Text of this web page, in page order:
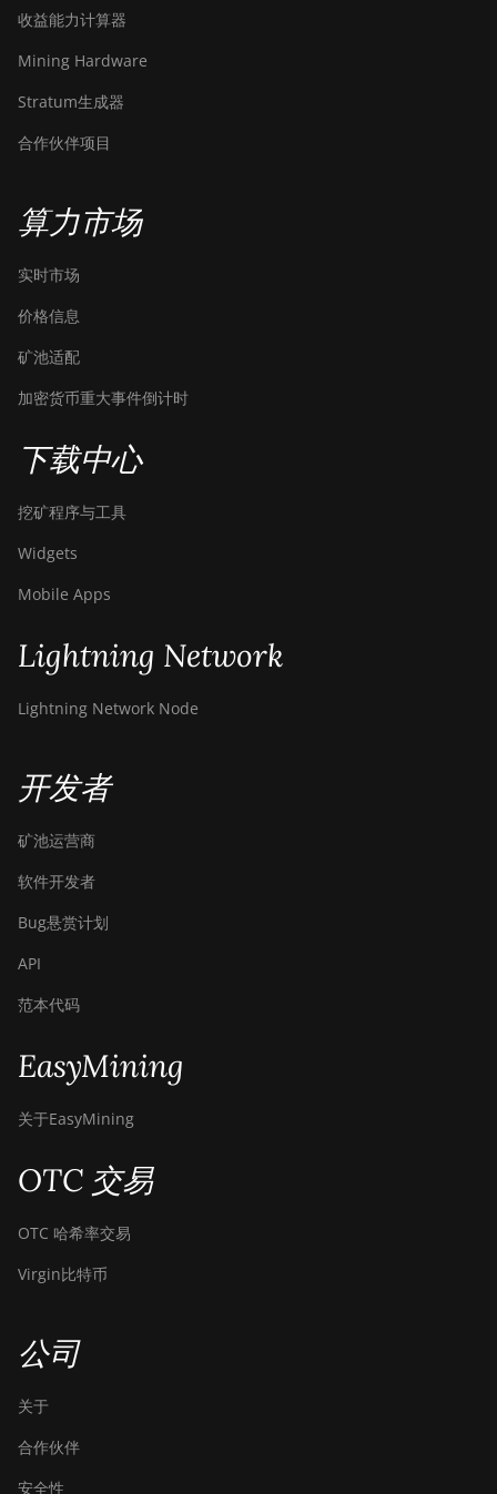
(580Th)
BITMAIN Antminer S23 Hyd. 3U
(1.16Ph)
BITMAIN Antminer S23 Imm.
(442Th)
2U (865Th/s)
BITMAIN Antminer T21 (190TH)
Baikal Giant X10
Baikal Giant+
Bitdeer SealMiner A2 Hyd
Bitdeer SealMiner A2 Pro Air
Bitdeer SealMiner A2 Pro Hyd
Bitdeer SealMiner A3 Air
Bitdeer SealMiner A3 Pro Air
Bitdeer SealMiner A3 Pro
Bitdeer SealMiner DL1 Air
Bitdeer SealMiner DL1 Hydro
Bitmain Antminer AL1
Canaan Avalon A15-194T
Canaan Avalon A1566
Canaan Avalon A1566I
收益能力计算器
Mining Hardware
Stratum生成器
合作伙伴项目
算力市场
实时市场
价格信息
矿池适配
加密货币重大事件倒计时
下载中心
挖矿程序与工具
Widgets
Mobile Apps
Lightning Network
Lightning Network Node
开发者
矿池运营商
软件开发者
Bug悬赏计划
API
范本代码
EasyMining
关于EasyMining
OTC 交易
OTC 哈希率交易
Virgin比特币
公司
关于
合作伙伴
安全性